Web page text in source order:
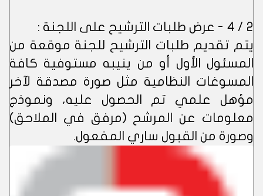
2 / 4 - عرض طلبات الترشيح على اللجنة :
يتم تقديم طلبات الترشيح للجنة موقعة من
المسئول الأول أو من ينيبه مستوفية كافة
المسوغات النظامية مثل صورة مصدقة لآخر
مؤهل علمي تم الحصول عليه، ونموذج
معلومات عن المرشح (مرفق في الملاحق)
وصورة من القبول ساري المفعول.